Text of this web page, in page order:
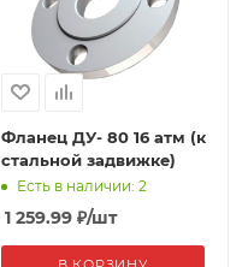
Фланец ДУ- 80 16 атм (к
стальной задвижке)
Есть в наличии: 2
1 259.99₽/шт